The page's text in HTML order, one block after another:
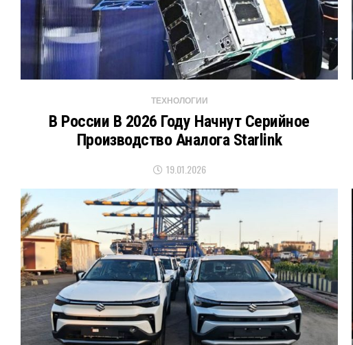
ТЕХНОЛОГИИ
В России В 2026 Году Начнут Серийное
Производство Аналога Starlink
19.01.2026